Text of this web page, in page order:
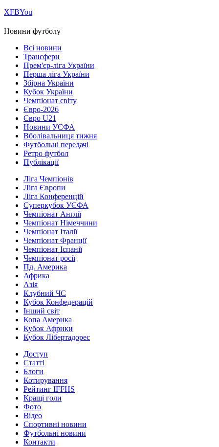
ХFBYou
Новини футболу
Всі новини
Трансфери
Прем'єр-ліга України
Перша ліга України
Збірна України
Кубок України
Чемпіонат світу
Євро-2026
Євро U21
Новини УЄФА
Вболівальниця тижня
Футбольні передачі
Ретро футбол
Публікації
Ліга Чемпіонів
Ліга Європи
Ліга Конференцій
Суперкубок УЄФА
Чемпіонат Англії
Чемпіонат Німеччини
Чемпіонат Італії
Чемпіонат Франції
Чемпіонат Іспанії
Чемпіонат росії
Пд. Америка
Африка
Азія
Клубний ЧС
Кубок Конфедерацій
Інший світ
Копа Америка
Кубок Африки
Кубок Лібертадорес
Доступ
Статті
Блоги
Котирування
Рейтинг IFFHS
Кращі голи
Фото
Відео
Спортивні новини
Футбольні новини
Контакти